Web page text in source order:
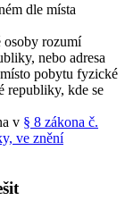
dle místa
osoby rozumí
nebo adresa
pobytu fyzické
republiky, kde se
v § 8 zákona č.
ve znění